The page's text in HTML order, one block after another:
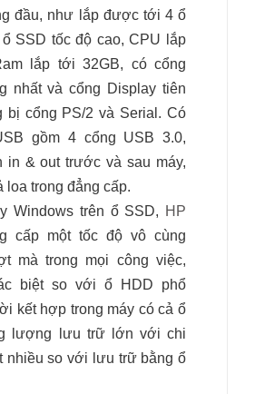
đầu, như lắp được tới 4 ổ
SSD tốc độ cao, CPU lắp
lắp tới 32GB, có cổng
nhất và cổng Display tiên
bị cổng PS/2 và Serial. Có
gồm 4 cổng USB 3.0,
in & out trước và sau máy,
loa trong đẳng cấp.
Windows trên ổ SSD, HP
cấp một tốc độ vô cùng
mà trong mọi công việc,
biệt so với ổ HDD phổ
kết hợp trong máy có cả ổ
lượng lưu trữ lớn với chi
nhiều so với lưu trữ bằng ổ